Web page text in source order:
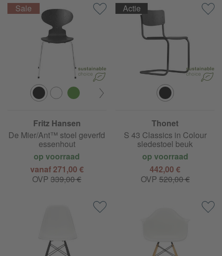
Fritz Hansen
De Mier/Ant™ stoel geverfd
essenhout
op voorraad
vanaf 271,00 €
OVP339,00 €
Thonet
S 43 Classics in Colour
sledestoel beuk
op voorraad
442,00 €
OVP 520,00 €
Actie